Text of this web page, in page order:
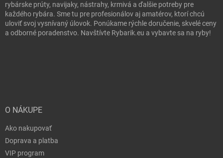
rybárske prúty, navijaky, nástrahy, krmivá a ďalšie potreby pre
každého rybára. Sme tu pre profesionálov aj amatérov, ktorí chcú
uloviť svoj vysnívaný úlovok. Ponúkame rýchle doručenie, skvelé ceny
a odborné poradenstvo. Navštívte Rybarik.eu a vybavte sa na ryby!
O NÁKUPE
Ako nakupovať
Doprava a platba
VIP program